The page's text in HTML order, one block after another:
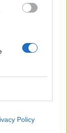
Policy